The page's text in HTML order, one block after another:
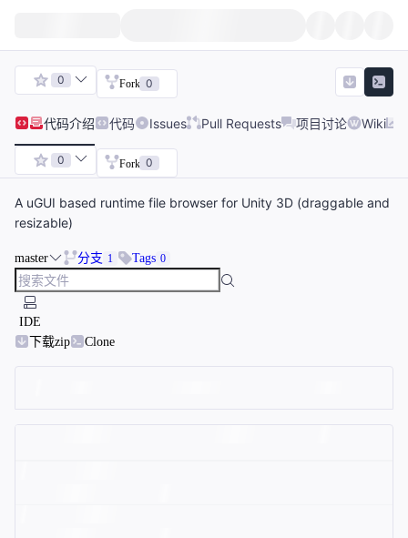
0 Fork 0
代码介绍 代码 Issues Pull Requests 项目讨论 Wiki
0 Fork 0
A uGUI based runtime file browser for Unity 3D (draggable and
resizable)
master 分支 1 Tags 0
IDE
下载zip
Clone